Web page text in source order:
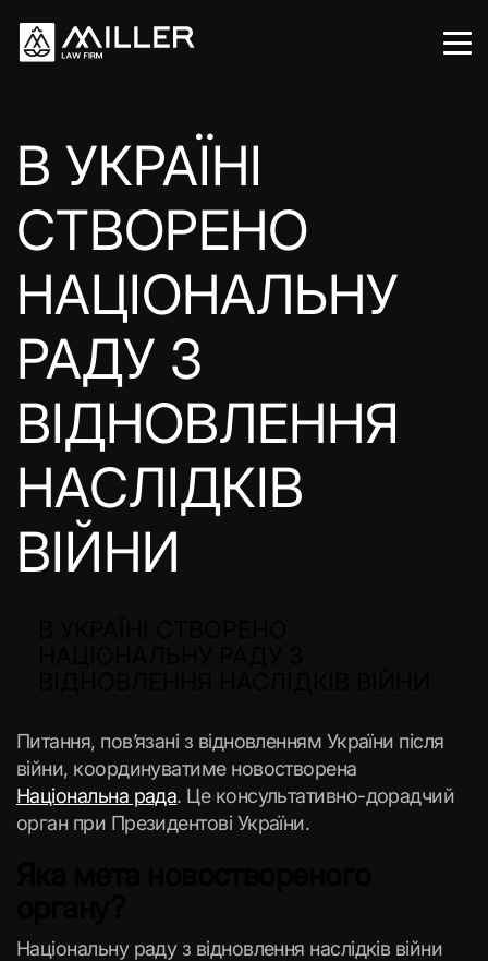
В УКРАЇНІ
СТВОРЕНО
НАЦІОНАЛЬНУ
РАДУ З
ВІДНОВЛЕННЯ
НАСЛІДКІВ
ВІЙНИ
Питання, пов’язані з відновленням України після
війни, координуватиме новостворена
Національна рада. Це консультативно-дорадчий
орган при Президентові України.
Національну раду з відновлення наслідків війни